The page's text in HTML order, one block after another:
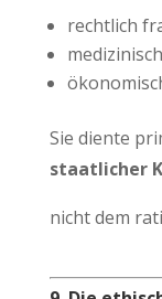
rechtlich
Sie diente
staatlicher
nicht dem